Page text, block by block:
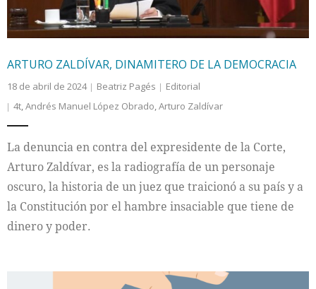
ARTURO ZALDÍVAR, DINAMITERO DE LA DEMOCRACIA
18 de abril de 2024 Beatriz Pagés
Editorial
4t,Andrés Manuel López Obrado,Arturo Zaldívar
La denuncia en contra del expresidente de la Corte,
Arturo Zaldívar, es la radiografía de un personaje
oscuro, la historia de un juez que traicionó a su país y a
la Constitución por el hambre insaciable que tiene de
dinero y poder.